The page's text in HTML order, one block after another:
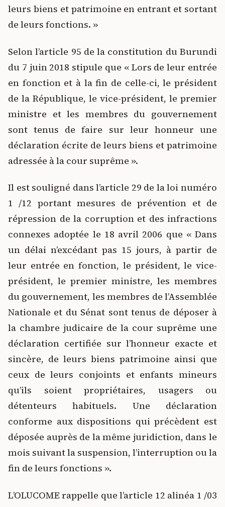
leurs biens et patrimoine en entrant et sortant
de leurs fonctions. »
Selon l’article 95 de la constitution du Burundi
du 7 juin 2018 stipule que « Lors de leur entrée
en fonction et à la fin de celle-ci, le président
de la République, le vice-président, le premier
ministre et les membres du gouvernement
sont tenus de faire sur leur honneur une
déclaration écrite de leurs biens et patrimoine
adressée à la cour suprême ».
Il est souligné dans l’article 29 de la loi numéro
1 /12 portant mesures de prévention et de
répression de la corruption et des infractions
connexes adoptée le 18 avril 2006 que « Dans
un délai n’excédant pas 15 jours, à partir de
leur entrée en fonction, le président, le vice-
président, le premier ministre, les membres
du gouvernement, les membres de l’Assemblée
Nationale et du Sénat sont tenus de déposer à
la chambre judicaire de la cour suprême une
déclaration certifiée sur l’honneur exacte et
sincère, de leurs biens patrimoine ainsi que
ceux de leurs conjoints et enfants mineurs
qu’ils soient propriétaires, usagers ou
détenteurs habituels. Une déclaration
conforme aux dispositions qui précèdent est
déposée auprès de la même juridiction, dans le
mois suivant la suspension, l’interruption ou la
fin de leurs fonctions ».
L’OLUCOME rappelle que l’article 12 alinéa 1 /03